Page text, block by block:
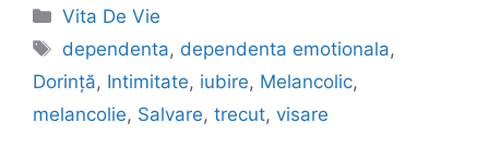
Categorii
Vita De Vie
Etichete
dependenta, dependenta emotionala,
Dorință, Intimitate, iubire, Melancolic,
melancolie, Salvare, trecut, visare